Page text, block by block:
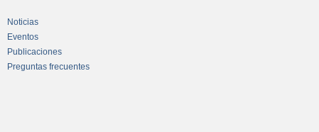
Noticias
Eventos
Publicaciones
Preguntas frecuentes